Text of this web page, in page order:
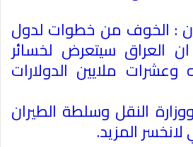
: الخوف من خطوات لدول
العراق سيتعرض لخسائر
ملايين الدولارات
النقل وسلطة الطيران
المزيد.